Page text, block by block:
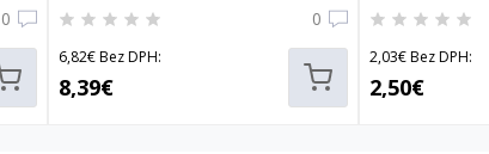
0 0
6,82€ Bez DPH:
8,39€
2,03€ Bez DPH:
2,50€